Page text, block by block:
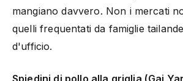
mangiano davvero. Non i mercati
quelli frequentati da famiglie
d'ufficio.
Spiedini di pollo alla griglia (Gai